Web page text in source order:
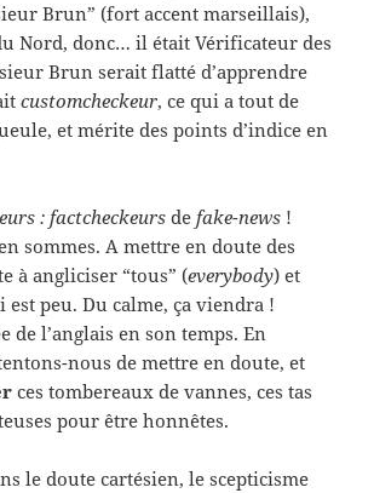
Brun” (fort accent marseillais),
Nord, donc… il était Vérificateur des
Brun serait flatté d’apprendre
customcheckeur, ce qui a tout de
et mérite des points d’indice en
: factcheckeurs defake-news !
sommes. A mettre en doute des
à angliciser “tous” (everybody) et
est peu. Du calme, ça viendra !
de l’anglais en son temps. En
nous de mettre en doute, et
ces tombereaux de vannes, ces tas
pour être honnêtes.
le doute cartésien, le scepticisme